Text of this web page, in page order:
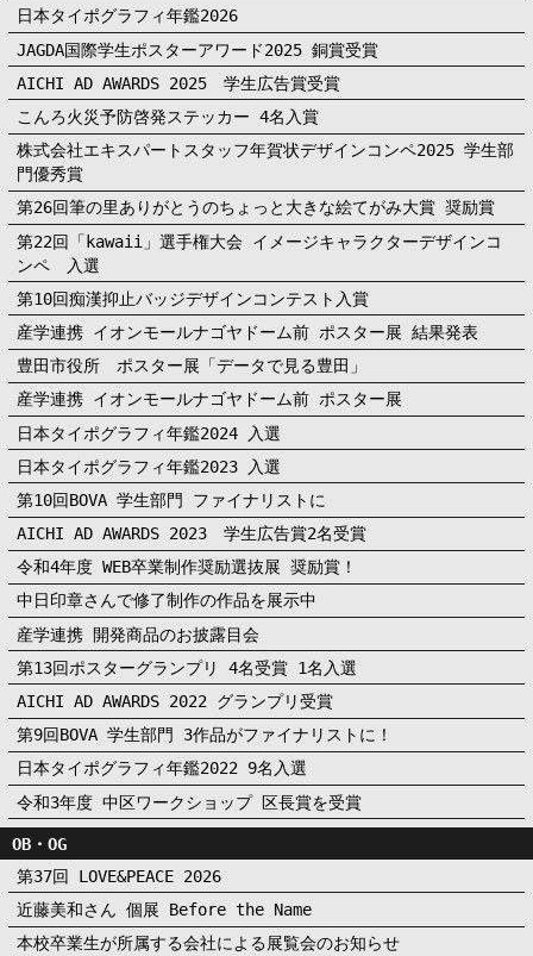
日本タイポグラフィ年鑑2026
JAGDA国際学生ポスターアワード2025 銅賞受賞
AICHI AD AWARDS 2025 学生広告賞受賞
こんろ火災予防啓発ステッカー 4名入賞
株式会社エキスパートスタッフ年賀状デザインコンペ2025 学生部
門優秀賞
第26回筆の里ありがとうのちょっと大きな絵てがみ大賞 奨励賞
第22回「kawaii」選手権大会 イメージキャラクターデザインコ
ンペ 入選
第10回痴漢抑止バッジデザインコンテスト入賞
産学連携 イオンモールナゴヤドーム前 ポスター展 結果発表
豊田市役所 ポスター展「データで見る豊田」
産学連携 イオンモールナゴヤドーム前 ポスター展
日本タイポグラフィ年鑑2024 入選
日本タイポグラフィ年鑑2023 入選
第10回BOVA 学生部門 ファイナリストに
AICHI AD AWARDS 2023 学生広告賞2名受賞
令和4年度 WEB卒業制作奨励選抜展 奨励賞！
中日印章さんで修了制作の作品を展示中
産学連携 開発商品のお披露目会
第13回ポスターグランプリ 4名受賞 1名入選
AICHI AD AWARDS 2022 グランプリ受賞
第9回BOVA 学生部門 3作品がファイナリストに！
日本タイポグラフィ年鑑2022 9名入選
令和3年度 中区ワークショップ 区長賞を受賞
OB・OG
第37回 LOVE&PEACE 2026
近藤美和さん 個展 Before the Name
本校卒業生が所属する会社による展覧会のお知らせ